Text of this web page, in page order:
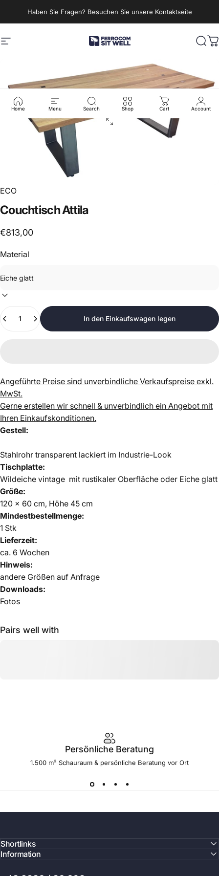
Haben Sie Fragen? Besuchen Sie unsere Kontaktseite
Seitennavigation Ferrocom - SitWell
Home Menu Search Shop Cart Account
ECO
CouchtischAttila
€813,00
Material
Anzahl
In den Einkaufswagen legen
Angeführte Preise sind unverbindliche Verkaufspreise exkl.
MwSt.
Gerne erstellen wir schnell & unverbindlich ein Angebot mit
Ihren Einkaufskonditionen.
Gestell:
Stahlrohr transparent lackiert im Industrie-Look
Tischplatte:
Wildeiche vintage mit rustikaler Oberfläche oder Eiche glatt
Größe:
120 x 60 cm, Höhe 45 cm
Mindestbestellmenge:
1 Stk
Lieferzeit:
ca. 6 Wochen
Hinweis:
andere Größen auf Anfrage
Downloads:
Fotos
Pairs well with
Persönliche Beratung
1.500 m² Schauraum & persönliche Beratung vor Ort
Shortlinks
Information